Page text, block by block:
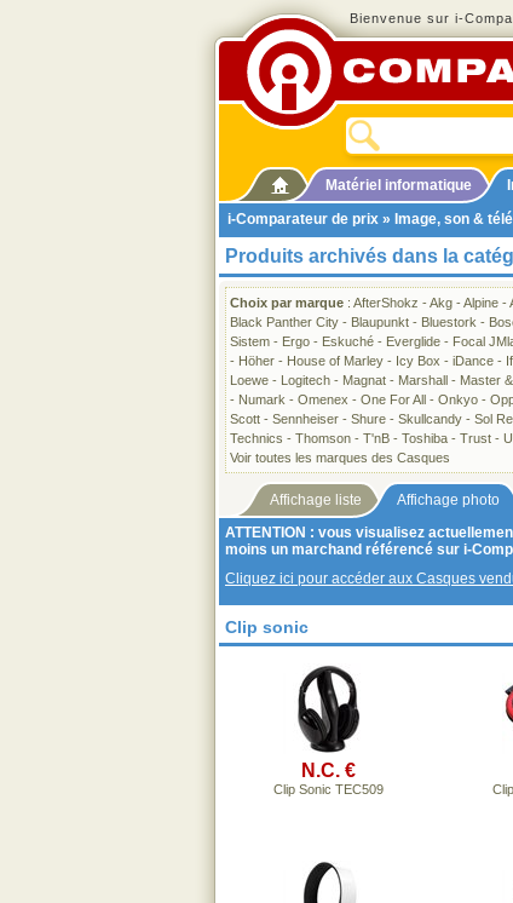
Bienvenue sur i-
Matériel informatique
i-Comparateur de prix » Image, son &
Produits archivés dans la
Choix par marque : AfterShokz -Akg -Alpine -
Black Panther City - Blaupunkt - Bluestork -
Sistem - Ergo - Eskuché - Everglide - Focal
- Höher - House of Marley - Icy Box - iDance -
Loewe - Logitech - Magnat - Marshall - Master
- Numark - Omenex - One For All - Onkyo -
Scott - Sennheiser - Shure - Skullcandy - Sol
Technics - Thomson - T'nB - Toshiba - Trust -
Voir toutes les marques des Casques
Affichage liste
Affichage photo
ATTENTION : vous visualisez
moins un marchand référencé sur i-
Cliquez ici pour accéder aux Casques
Clip sonic
N.C. €
Clip Sonic TEC509